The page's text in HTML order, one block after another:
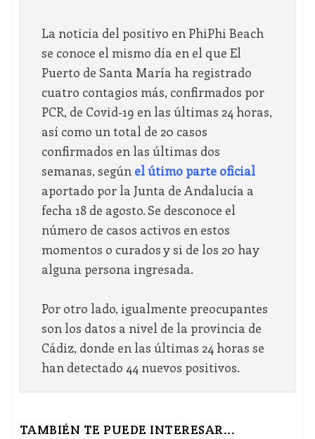
La noticia del positivo en PhiPhi Beach
se conoce el mismo día en el que El
Puerto de Santa María ha registrado
cuatro contagios más, confirmados por
PCR, de Covid-19 en las últimas 24 horas,
así como un total de 20 casos
confirmados en las últimas dos
semanas, según el útimo parte oficial
aportado por la Junta de Andalucía a
fecha 18 de agosto. Se desconoce el
número de casos activos en estos
momentos o curados y si de los 20 hay
alguna persona ingresada.
Por otro lado, igualmente preocupantes
son los datos a nivel de la provincia de
Cádiz, donde en las últimas 24 horas se
han detectado 44 nuevos positivos.
TAMBIÉN TE PUEDE INTERESAR...